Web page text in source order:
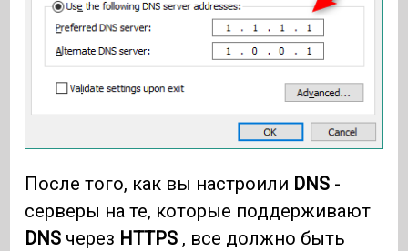
После того, как вы настроили DNS -
серверы на те, которые поддерживают
DNS через HTTPS , все должно быть